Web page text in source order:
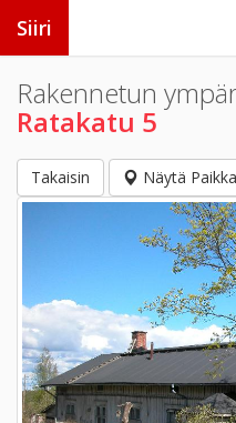
Siiri
Rakennetun
Ratakatu 5
Takaisin Näytä